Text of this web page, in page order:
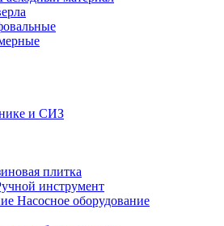
и СИЗ
плитка
инструмент
Насосное оборудование